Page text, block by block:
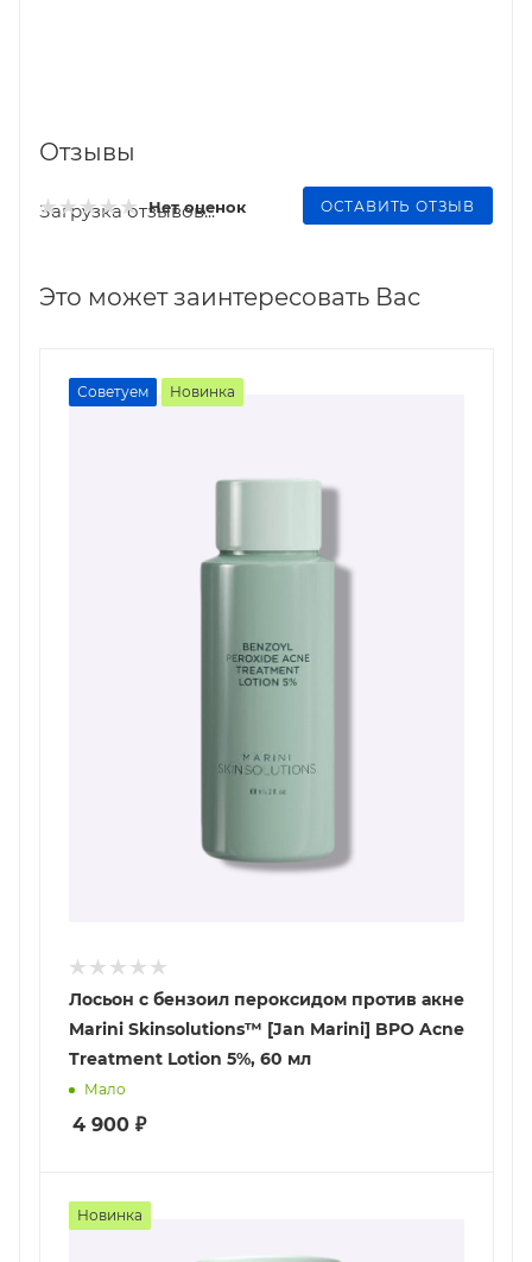
Отзывы
Нет оценок ОСТАВИТЬ ОТЗЫВ
Загрузка отзывов...
Это может заинтересовать Вас
Советуем Новинка
Лосьон с бензоил пероксидом против акне
Marini Skinsolutions™ [Jan Marini] BPO Acne
Treatment Lotion 5%, 60 мл
Мало
4 900 ₽
Новинка